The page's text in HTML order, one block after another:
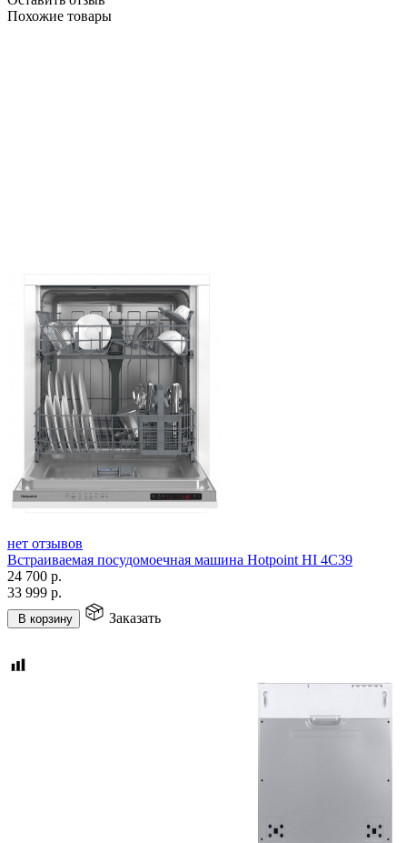
Похожие товары
нет отзывов
Встраиваемая посудомоечная машина Hotpoint HI 4C39
24 700 р.
33 999 р.
В корзину Заказать